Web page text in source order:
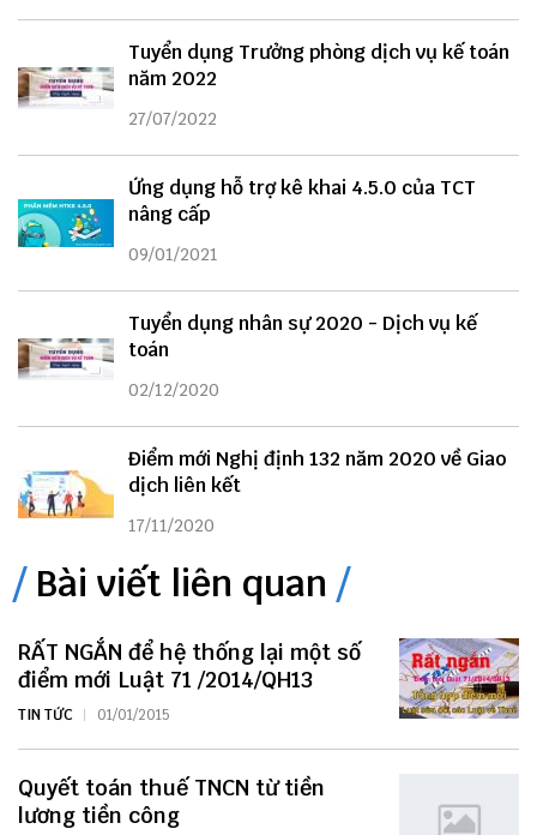
Tuyển dụng Trưởng phòng dịch vụ kế toán
năm 2022
27/07/2022
Ứng dụng hỗ trợ kê khai 4.5.0 của TCT
nâng cấp
09/01/2021
Tuyển dụng nhân sự 2020 - Dịch vụ kế
toán
02/12/2020
Điểm mới Nghị định 132 năm 2020 về Giao
dịch liên kết
17/11/2020
Bài viết liên quan
RẤT NGẮN để hệ thống lại một số
điểm mới Luật 71 /2014/QH13
TIN TỨC 01/01/2015
Quyết toán thuế TNCN từ tiền
lương tiền công